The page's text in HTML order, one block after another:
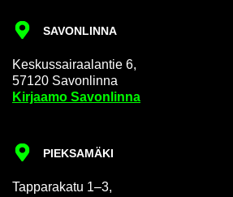
SA­VON­LIN­NA
Kes­kus­sai­raa­lan­tie 6,
57120 Sa­von­lin­na
Kir­jaa­mo Sa­von­lin­na
PIEK­SA­MÄ­KI
Tap­pa­ra­ka­tu 1–3,